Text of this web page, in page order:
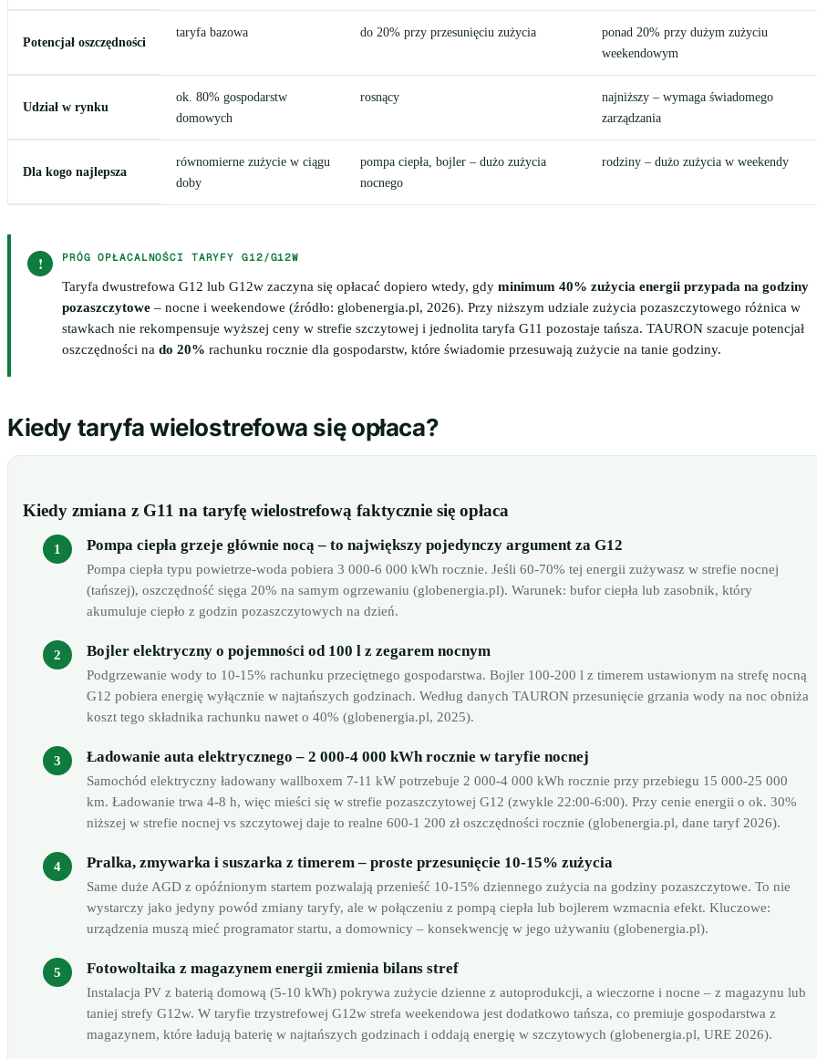
Potencjał oszczędności
taryfa bazowa do 20% przy przesunięciu zużycia
ponad 20% przy dużym zużyciu
weekendowym
Udział w rynku
ok. 80% gospodarstw
domowych
rosnący
najniższy – wymaga świadomego
zarządzania
Dla kogo najlepsza
równomierne zużycie w ciągu
doby
pompa ciepła, bojler – dużo zużycia
nocnego
rodziny – dużo zużycia w weekendy
! PRÓG OPŁACALNOŚCI TARYFY G12/G12W
Taryfa dwustrefowa G12 lub G12w zaczyna się opłacać dopiero wtedy, gdy minimum 40% zużycia energii przypada na godziny
pozaszczytowe – nocne i weekendowe (źródło: globenergia.pl, 2026). Przy niższym udziale zużycia pozaszczytowego różnica w
stawkach nie rekompensuje wyższej ceny w strefie szczytowej i jednolita taryfa G11 pozostaje tańsza. TAURON szacuje potencjał
oszczędności na do 20% rachunku rocznie dla gospodarstw, które świadomie przesuwają zużycie na tanie godziny.
Kiedy taryfa wielostrefowa się opłaca?
Kiedy zmiana z G11 na taryfę wielostrefową faktycznie się opłaca
Pompa ciepła grzeje głównie nocą – to największy pojedynczy argument za G12
Pompa ciepła typu powietrze-woda pobiera 3 000-6 000 kWh rocznie. Jeśli 60-70% tej energii zużywasz w strefie nocnej
(tańszej), oszczędność sięga 20% na samym ogrzewaniu (globenergia.pl). Warunek: bufor ciepła lub zasobnik, który
akumuluje ciepło z godzin pozaszczytowych na dzień.
Bojler elektryczny o pojemności od 100 l z zegarem nocnym
Podgrzewanie wody to 10-15% rachunku przeciętnego gospodarstwa. Bojler 100-200 l z timerem ustawionym na strefę nocną
G12 pobiera energię wyłącznie w najtańszych godzinach. Według danych TAURON przesunięcie grzania wody na noc obniża
koszt tego składnika rachunku nawet o 40% (globenergia.pl, 2025).
Ładowanie auta elektrycznego – 2 000-4 000 kWh rocznie w taryfie nocnej
Samochód elektryczny ładowany wallboxem 7-11 kW potrzebuje 2 000-4 000 kWh rocznie przy przebiegu 15 000-25 000
km. Ładowanie trwa 4-8 h, więc mieści się w strefie pozaszczytowej G12 (zwykle 22:00-6:00). Przy cenie energii o ok. 30%
niższej w strefie nocnej vs szczytowej daje to realne 600-1 200 zł oszczędności rocznie (globenergia.pl, dane taryf 2026).
Pralka, zmywarka i suszarka z timerem – proste przesunięcie 10-15% zużycia
Same duże AGD z opóźnionym startem pozwalają przenieść 10-15% dziennego zużycia na godziny pozaszczytowe. To nie
wystarczy jako jedyny powód zmiany taryfy, ale w połączeniu z pompą ciepła lub bojlerem wzmacnia efekt. Kluczowe:
urządzenia muszą mieć programator startu, a domownicy – konsekwencję w jego używaniu (globenergia.pl).
Fotowoltaika z magazynem energii zmienia bilans stref
Instalacja PV z baterią domową (5-10 kWh) pokrywa zużycie dzienne z autoprodukcji, a wieczorne i nocne – z magazynu lub
taniej strefy G12w. W taryfie trzystrefowej G12w strefa weekendowa jest dodatkowo tańsza, co premiuje gospodarstwa z
magazynem, które ładują baterię w najtańszych godzinach i oddają energię w szczytowych (globenergia.pl, URE 2026).